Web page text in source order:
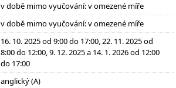
v době mimo vyučování: v omezené míře
v době mimo vyučování: v omezené míře
16. 10. 2025 od 9:00 do 17:00, 22. 11. 2025 od
8:00 do 12:00, 9. 12. 2025 a 14. 1. 2026 od 12:00
do 17:00
anglický (A)